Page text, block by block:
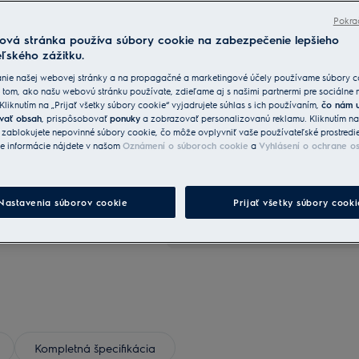
+2
2023/988 sú uvedené v
výrobku si prečítajte celý
Vyššie uvedení predajcovia sú
je možné zakúpiť tiež u iných
Electrolux a spoločnosť Electrolux nie
popisy a iný obsah zobrazený na
Prečítajte si viac
Fotografie a videá v galérii
ako vizuálna referencia.
Kompletná špecifikácia
stránka používa súbory cookie na zabezpečenie lepšieho
zážitku.
našej webovej stránky a na propagačné a marketingové účely používame súbory
ako našu webovú stránku používate, zdieľame aj s našimi partnermi pre sociálne
na „Prijať všetky súbory cookie“ vyjadrujete súhlas s ich používaním, čo nám
obsah, prispôsobovať ponuky a zobrazovať personalizovanú reklamu. Kliknutím
nepovinné súbory cookie, čo môže ovplyvniť vaše používateľské
informácie nájdete v našom Oznámení o súboroch cookie a Vyhlásení o ochrane
súborov cookie Prijať všetky súbory